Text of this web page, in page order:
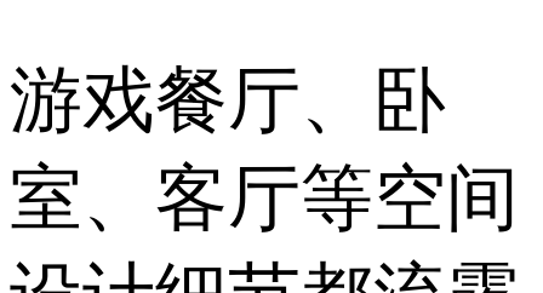
游戏餐厅、卧
室、客厅等空间